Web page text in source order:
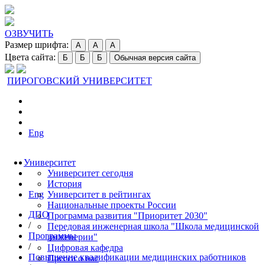
ОЗВУЧИТЬ
Размер шрифта:
A A A
Цвета сайта: Б Б Б Обычная версия сайта
ПИРОГОВСКИЙ УНИВЕРСИТЕТ
Eng
Университет
Университет сегодня
История
Университет в рейтингах
Национальные проекты России
Программа развития "Приоритет 2030"
Передовая инженерная школа "Школа медицинской
инженерии"
Цифровая кафедра
Пресса о нас
Eng
ДПО
/
Программы
/
Повышение квалификации медицинских работников